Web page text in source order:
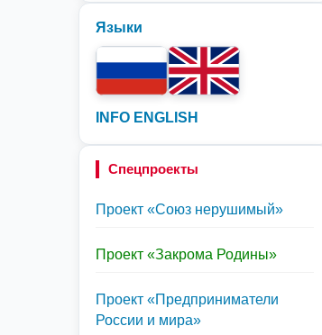
Языки
INFO ENGLISH
Спецпроекты
Проект «Союз нерушимый»
Проект «Закрома Родины»
Проект «Предприниматели
России и мира»